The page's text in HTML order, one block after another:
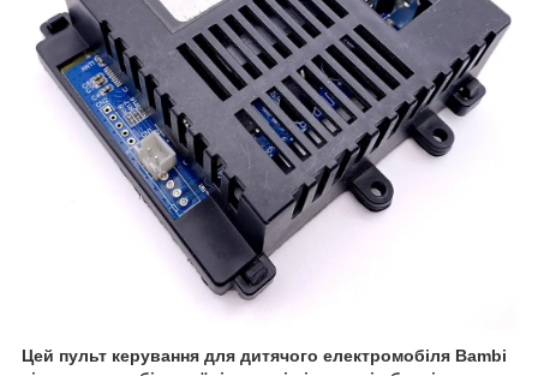
Цей пульт керування для дитячого електромобіля Bambi